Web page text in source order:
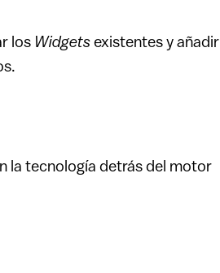
los Widgets existentes y añadir
la tecnología detrás del motor